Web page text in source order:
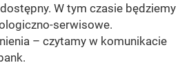
W tym czasie będziemy
serwisowe.
– czytamy w komunikacie